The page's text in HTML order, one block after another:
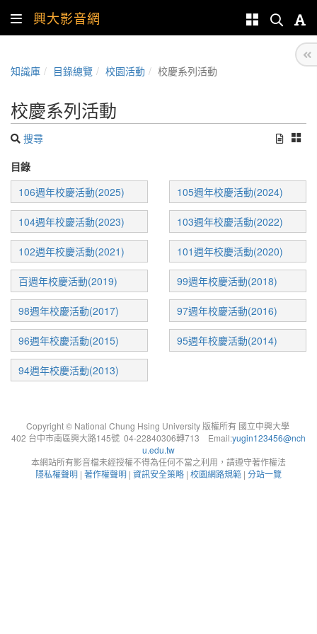
興大影音網
知識庫 目錄總覽 校園活動 校慶系列活動
校慶系列活動
搜尋
目錄
106週年校慶活動(2025)
105週年校慶活動(2024)
104週年校慶活動(2023) 103週年校慶活動(2022)
102週年校慶活動(2021) 101週年校慶活動(2020)
百週年校慶活動(2019) 99週年校慶活動(2018)
98週年校慶活動(2017) 97週年校慶活動(2016)
96週年校慶活動(2015) 95週年校慶活動(2014)
94週年校慶活動(2013)
Copyright © National Chung Hsing University 版權所有 國立中興大學
402 台中市南區興大路145號 04-22840306轉713 Email:yugin123456@nch
u.edu.tw
本網站所有影音檔未經授權不得為任何不當之利用，請遵守著作權法
隱私權聲明 | 著作權聲明 | 資訊安全策略 | 校園網路規範 | 分站一覽